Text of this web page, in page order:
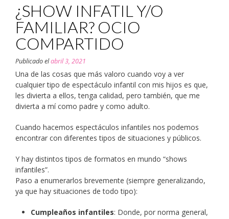
¿SHOW INFATIL Y/O
FAMILIAR? OCIO
COMPARTIDO
Publicado elabril 3, 2021
Una de las cosas que más valoro cuando voy a ver
cualquier tipo de espectáculo infantil con mis hijos es que,
les divierta a ellos, tenga calidad, pero también, que me
divierta a mí como padre y como adulto.
Cuando hacemos espectáculos infantiles nos podemos
encontrar con diferentes tipos de situaciones y públicos.
Y hay distintos tipos de formatos en mundo “shows
infantiles”.
Paso a enumerarlos brevemente (siempre generalizando,
ya que hay situaciones de todo tipo):
Cumpleaños infantiles: Donde, por norma general,